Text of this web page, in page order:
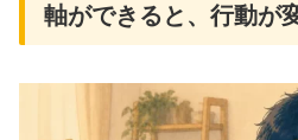
軸ができると、行動が